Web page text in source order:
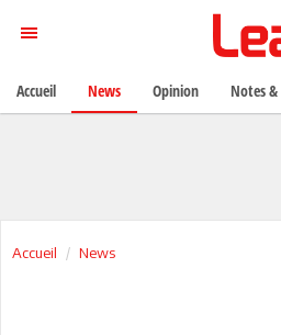
Accueil News
Accueil News Opinion Notes &